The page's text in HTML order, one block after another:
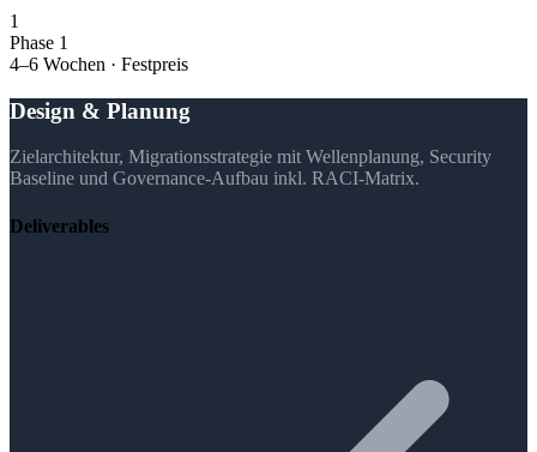
1
Phase 1
4–6 Wochen · Festpreis
Design & Planung
Zielarchitektur, Migrationsstrategie mit Wellenplanung, Security
Baseline und Governance-Aufbau inkl. RACI-Matrix.
Deliverables